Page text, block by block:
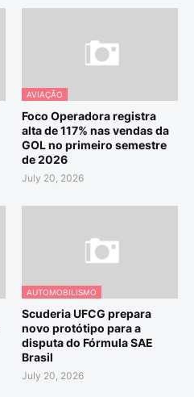
AVIAÇÃO
Foco Operadora registra
alta de 117% nas vendas da
GOL no primeiro semestre
de 2026
July 20, 2026
AUTOMOBILISMO
Scuderia UFCG prepara
novo protótipo para a
disputa do Fórmula SAE
Brasil
July 20, 2026